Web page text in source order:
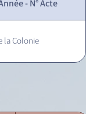
- N° Acte
la Colonie